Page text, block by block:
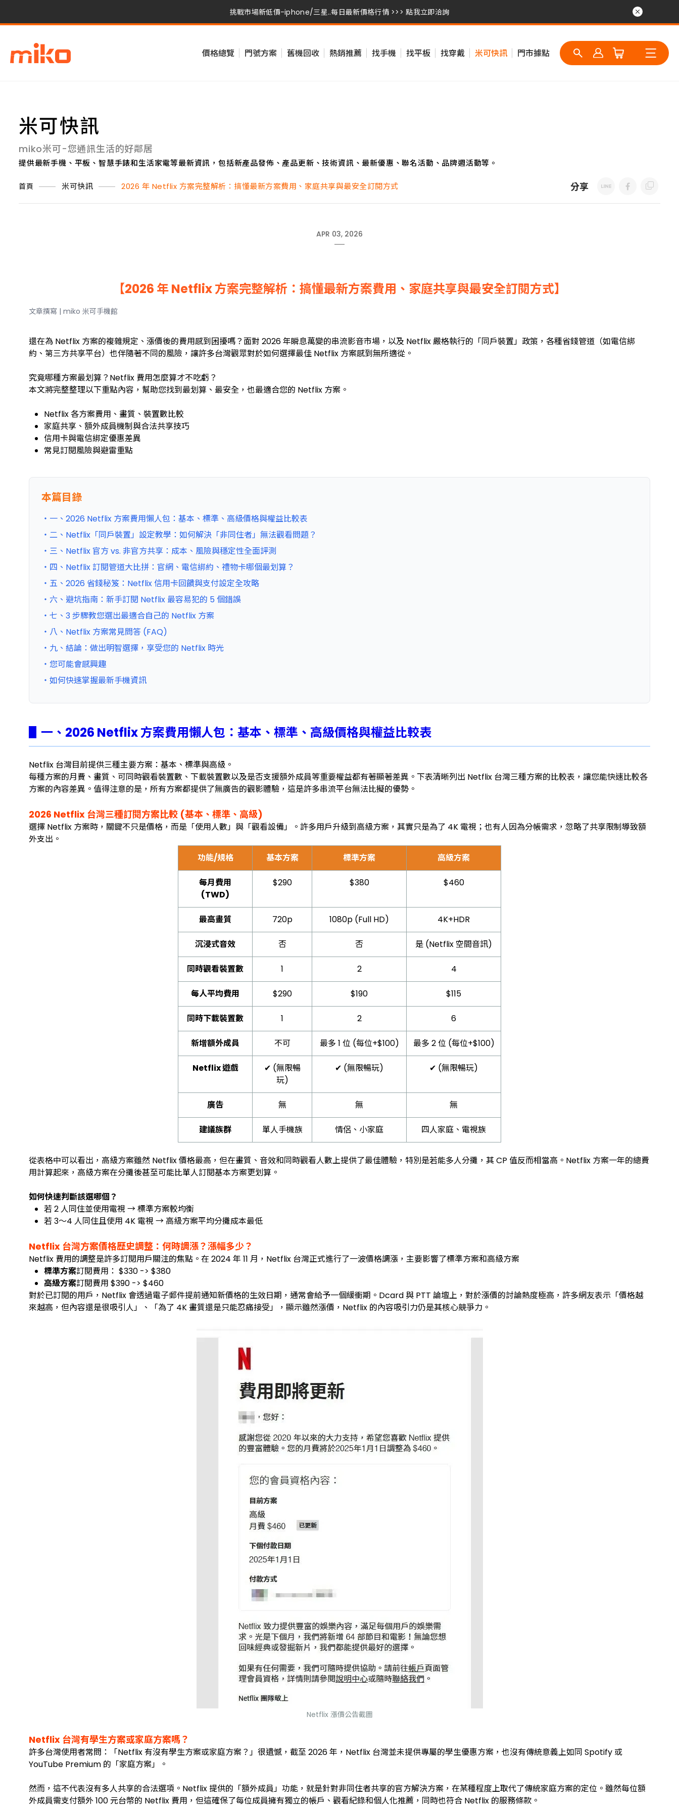
挑戰市場新低價-iphone/三星..每日最新價格行情 >>> 點我立即洽詢
挑戰市場新低價-iphone/三星..每日最新價格行情 >>> 點我立即洽詢
價格總覽 門號方案 舊機回收 熱銷推薦 找手機 找平板 找穿戴 米可快訊 門市據點
米可快訊
miko米可-您通訊生活的好鄰居
提供最新手機、平板、智慧手錶和生活家電等最新資訊，包括新產品發佈、產品更新、技術資訊、最新優惠、聯名活動、品牌週活動等。
首頁 米可快訊 2026 年 Netflix 方案完整解析：搞懂最新方案費用、家庭共享與最安全訂閱方式 分享
APR 03, 2026
【2026 年 Netflix 方案完整解析：搞懂最新方案費用、家庭共享與最安全訂閱方式】
文章撰寫 | miko 米可手機館
還在為 Netflix 方案的複雜規定、漲價後的費用感到困擾嗎？面對 2026 年瞬息萬變的串流影音市場，以及 Netflix 嚴格執行的「同戶裝置」政策，各種省錢管道（如電信綁
約、第三方共享平台）也伴隨著不同的風險，讓許多台灣觀眾對於如何選擇最佳 Netflix 方案感到無所適從。
究竟哪種方案最划算？Netflix 費用怎麼算才不吃虧？
本文將完整整理以下重點內容，幫助您找到最划算、最安全，也最適合您的 Netflix 方案。
Netflix 各方案費用、畫質、裝置數比較
家庭共享、額外成員機制與合法共享技巧
信用卡與電信綁定優惠差異
常見訂閱風險與避雷重點
本篇目錄
・一、2026 Netflix 方案費用懶人包：基本、標準、高級價格與權益比較表
・二、Netflix「同戶裝置」設定教學：如何解決「非同住者」無法觀看問題？
・三、Netflix 官方 vs. 非官方共享：成本、風險與穩定性全面評測
・四、Netflix 訂閱管道大比拼：官網、電信綁約、禮物卡哪個最划算？
・五、2026 省錢秘笈：Netflix 信用卡回饋與支付設定全攻略
・六、避坑指南：新手訂閱 Netflix 最容易犯的 5 個錯誤
・七、3 步驟教您選出最適合自己的 Netflix 方案
・八、Netflix 方案常見問答 (FAQ)
・九、結論：做出明智選擇，享受您的 Netflix 時光
・您可能會感興趣
・如何快速掌握最新手機資訊
▋一、2026 Netflix 方案費用懶人包：基本、標準、高級價格與權益比較表
Netflix 台灣目前提供三種主要方案：基本、標準與高級。
每種方案的月費、畫質、可同時觀看裝置數、下載裝置數以及是否支援額外成員等重要權益都有著顯著差異。下表清晰列出 Netflix 台灣三種方案的比較表，讓您能快速比較各
方案的內容差異。值得注意的是，所有方案都提供了無廣告的觀影體驗，這是許多串流平台無法比擬的優勢。
2026 Netflix 台灣三種訂閱方案比較 (基本、標準、高級)
選擇 Netflix 方案時，關鍵不只是價格，而是「使用人數」與「觀看設備」。許多用戶升級到高級方案，其實只是為了 4K 電視；也有人因為分帳需求，忽略了共享限制導致額
外支出。
功能/規格
基本方案 標準方案 高級方案
每月費用
(TWD)
$290 $380 $460
最高畫質 720p 1080p (Full HD) 4K+HDR
沉浸式音效 否 否 是 (Netflix 空間音訊)
同時觀看裝置數 1 2 4
每人平均費用 $290 $190 $115
同時下載裝置數 1 2 6
新增額外成員 不可 最多 1 位 (每位+$100) 最多 2 位 (每位+$100)
Netflix 遊戲
✔ (無限暢
玩)
✔ (無限暢玩) ✔ (無限暢玩)
廣告 無 無 無
建議族群 單人手機族 情侶、小家庭 四人家庭、電視族
從表格中可以看出，高級方案雖然 Netflix 價格最高，但在畫質、音效和同時觀看人數上提供了最佳體驗，特別是若能多人分攤，其 CP 值反而相當高。Netflix 方案一年的總費
用計算起來，高級方案在分攤後甚至可能比單人訂閱基本方案更划算。
如何快速判斷該選哪個？
若 2 人同住並使用電視 → 標準方案較均衡
若 3～4 人同住且使用 4K 電視 → 高級方案平均分攤成本最低
Netflix 台灣方案價格歷史調整：何時調漲？漲幅多少？
Netflix 費用的調整是許多訂閱用戶關注的焦點。在 2024 年 11 月，Netflix 台灣正式進行了一波價格調漲，主要影響了標準方案和高級方案
標準方案訂閱費用： $330 -> $380
高級方案訂閱費用 $390 -> $460
對於已訂閱的用戶，Netflix 會透過電子郵件提前通知新價格的生效日期，通常會給予一個緩衝期。Dcard 與 PTT 論壇上，對於漲價的討論熱度極高，許多網友表示「價格越
來越高，但內容還是很吸引人」、「為了 4K 畫質還是只能忍痛接受」，顯示雖然漲價，Netflix 的內容吸引力仍是其核心競爭力。
Netflix 漲價公告截圖
Netflix 台灣有學生方案或家庭方案嗎？
許多台灣使用者常問：「Netflix 有沒有學生方案或家庭方案？」很遺憾，截至 2026 年，Netflix 台灣並未提供專屬的學生優惠方案，也沒有傳統意義上如同 Spotify 或
YouTube Premium 的「家庭方案」。
然而，這不代表沒有多人共享的合法選項。Netflix 提供的「額外成員」功能，就是針對非同住者共享的官方解決方案，在某種程度上取代了傳統家庭方案的定位。雖然每位額
外成員需支付額外 100 元台幣的 Netflix 費用，但這確保了每位成員擁有獨立的帳戶、觀看紀錄和個人化推薦，同時也符合 Netflix 的服務條款。